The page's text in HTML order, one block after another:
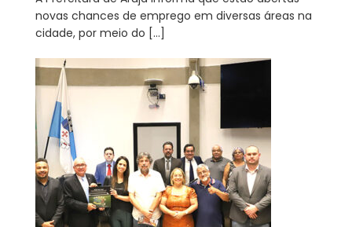
novas chances de emprego em diversas áreas na
cidade, por meio do […]